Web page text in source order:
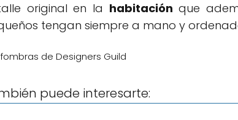
original en la habitación que
tengan siempre a mano y
de Designers Guild
puede interesarte: